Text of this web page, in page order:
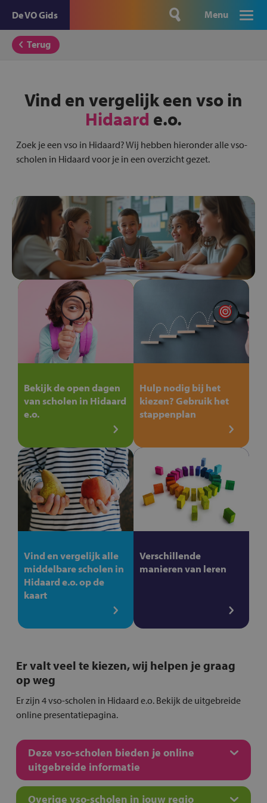
De VO Gids Menu
Terug
Vind en vergelijk een vso in
Hidaard e.o.
Zoek je een vso in Hidaard? Wij hebben hieronder alle vso-
scholen in Hidaard voor je in een overzicht gezet.
Bekijk de open dagen
van scholen in Hidaard
e.o.
Hulp nodig bij het
kiezen? Gebruik het
stappenplan
Vind en vergelijk alle
middelbare scholen in
Hidaard e.o. op de
kaart
Verschillende
manieren van leren
Er valt veel te kiezen, wij helpen je graag
op weg
Er zijn 4 vso-scholen in Hidaard e.o. Bekijk de uitgebreide
online presentatiepagina.
Deze vso-scholen bieden je online
uitgebreide informatie
Overige vso-scholen in jouw regio